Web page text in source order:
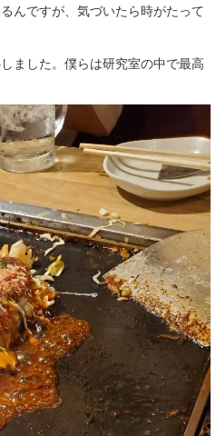
んですが、気づいたら時がたって
ました。僕らは研究室の中で最高